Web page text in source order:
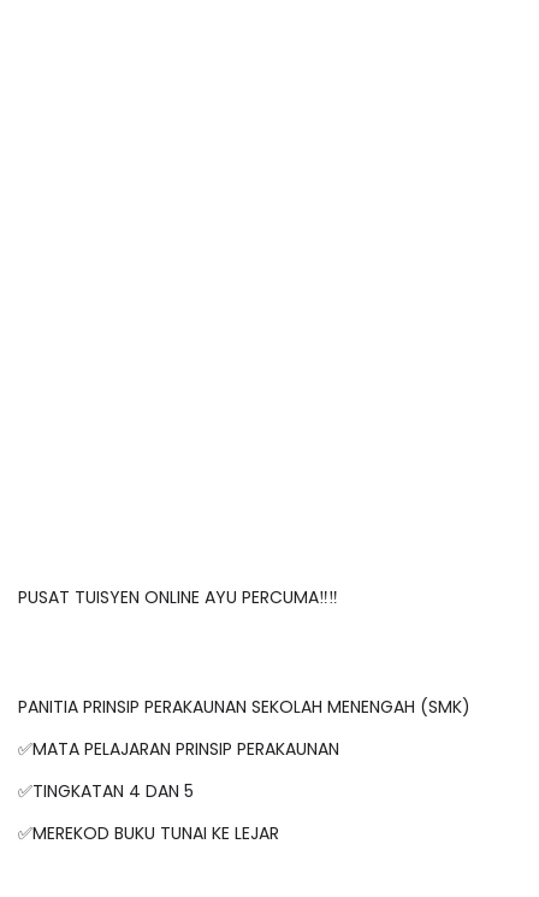
PUSAT TUISYEN ONLINE AYU PERCUMA‼️‼️
PANITIA PRINSIP PERAKAUNAN SEKOLAH MENENGAH (SMK)
✅MATA PELAJARAN PRINSIP PERAKAUNAN
✅TINGKATAN 4 DAN 5
✅MEREKOD BUKU TUNAI KE LEJAR